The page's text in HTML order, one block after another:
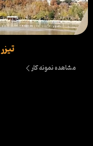
تیزر CGI سرای نعیمی
مشاهده نمونه کار